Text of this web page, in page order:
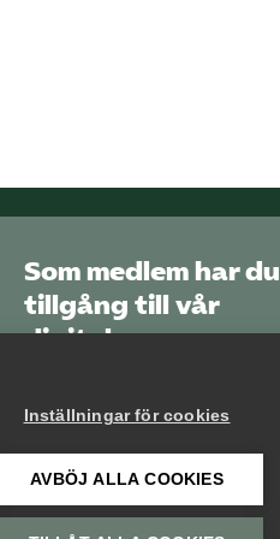
Som medlem har du
tillgång till vår
digitala
Arbetsgivarguiden
Logga in
Inställningar för cookies
AVBÖJ ALLA COOKIES